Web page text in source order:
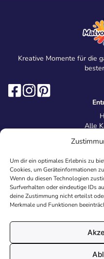
Um dir ein optimales Erlebnis zu
Cookies, um Geräteinformationen
Wenn du diesen Technologien
Surfverhalten oder eindeutige IDs
deine Zustimmung nicht erteilst
Merkmale und Funktionen
Kreative Momente für die
Alle
Recht &